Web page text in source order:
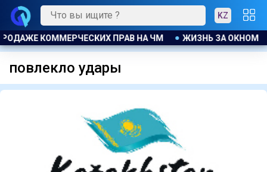
KZ
КОММЕРЧЕСКИХ ПРАВ НА ЧМ ЖИЗНЬ ЗА ОКНОМ
повлекло удары